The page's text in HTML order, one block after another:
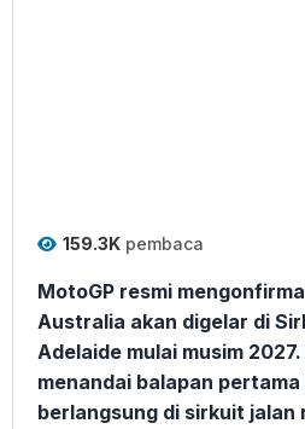
159.3K pembaca
MotoGP resmi
Australia akan digelar di
Adelaide mulai musim
menandai balapan
berlangsung di sirkuit jalan